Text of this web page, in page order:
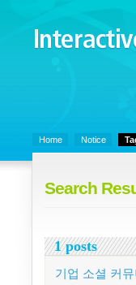
PR 2.0
Home Notice
Search
1 posts
기업 소셜 커